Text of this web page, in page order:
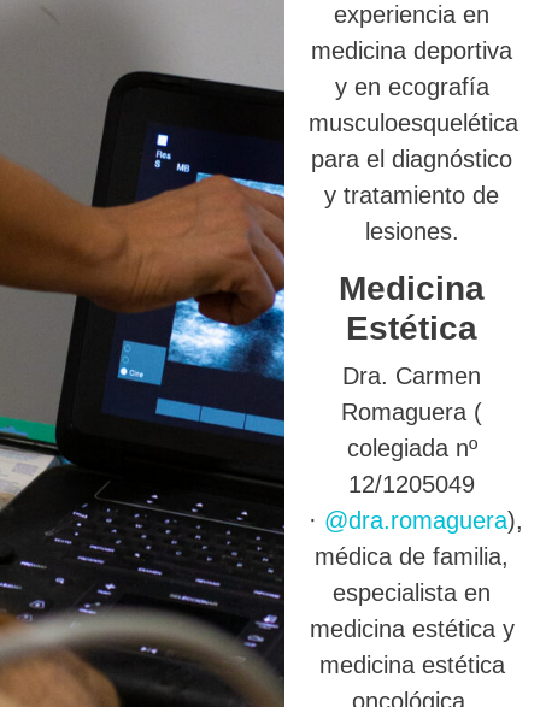
experiencia en
medicina deportiva
y en ecografía
musculoesquelética
para el diagnóstico
y tratamiento de
lesiones.
Medicina
Estética
Dra. Carmen
Romaguera (
colegiada nº
12/1205049
· @dra.romaguera),
médica de familia,
especialista en
medicina estética y
medicina estética
oncológica.